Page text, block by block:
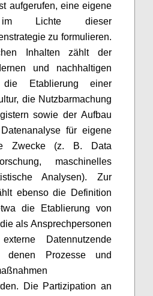
aufgerufen, eine eigene
im Lichte dieser
zu formulieren.
Inhalten zählt der
und nachhaltigen
die Etablierung einer
die Nutzbarmachung
sowie der Aufbau
für eigene
Zwecke (z. B. Data
maschinelles
Analysen). Zur
ebenso die Definition
die Etablierung von
als Ansprechpersonen
Datennutzende
Prozesse und
Die Partizipation an